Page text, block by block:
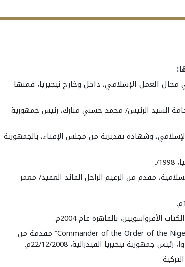
العمل الإسلامي، داخل وخارج نيجيريا، فمنها
السيد الرئيس/ محمد حسني مبارك، رئيس جمهورية
وشهادة تقديرية من مجلس الإفتاء، بالجمهورية
.
مقدم من الزعيم الراحل القائد العقيد/ معمر
بالقاهرة عام 2004م.
وسام من الدرجة الأولى CON وهي اختصار لعبارة “Commander of the Order of the Niger” مقدمة من
نيجيريا الفيدرالية، 22/12/2008م.